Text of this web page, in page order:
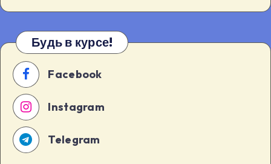
[…]
Будь в курсе!
Facebook
Instagram
Telegram